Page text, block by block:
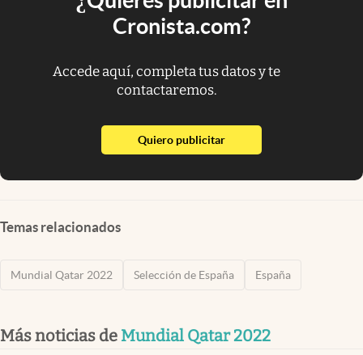
Cronista.com?
Accede aquí, completa tus datos y te
contactaremos.
Quiero publicitarabre en nueva pestaña
Temas relacionados
Mundial Qatar 2022 Selección de España España
Más noticias de Mundial Qatar 2022